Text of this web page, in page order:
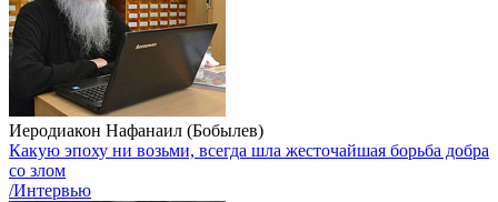
Иеродиакон Нафанаил (Бобылев)
Какую эпоху ни возьми, всегда шла жесточайшая борьба добра
со злом
/Интервью